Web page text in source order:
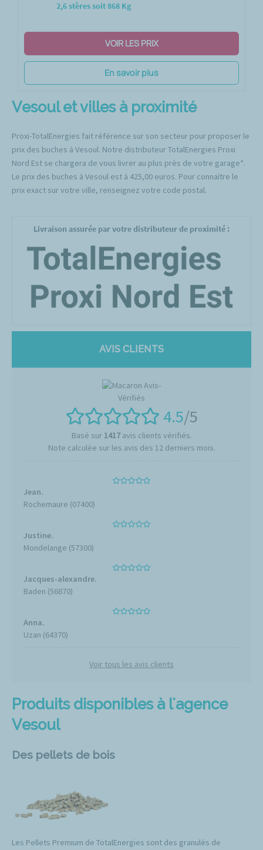
2,6 stères soit 868 Kg
VOIR LES PRIX
En savoir plus
Vesoul et villes à proximité
Proxi-TotalEnergies fait référence sur son secteur pour proposer le
prix des buches à Vesoul. Notre distributeur TotalEnergies Proxi
Nord Est se chargera de vous livrer au plus près de votre garage*.
Le prix des buches à Vesoul est à 425,00 euros. Pour connaître le
prix exact sur votre ville, renseignez votre code postal.
Produits disponibles à l'agence
Vesoul
Des pellets de bois
Les Pellets Premium de TotalEnergies sont des granulés de
Livraison assurée par votre distributeur de proximité :
AVIS CLIENTS
4.5/5
Basé sur 1417avis clients vérifiés.
Note calculée sur les avis des 12 derniers mois.
Jean.
Rochemaure (07400)
Justine.
Mondelange (57300)
Jacques-alexandre.
Baden (56870)
Anna.
Uzan (64370)
Voir tous les avis clients